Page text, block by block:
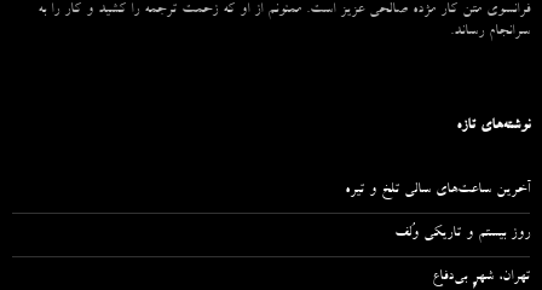
فرانسوی متن کار مژده صالحی عزیز است. ممنونم از او که زحمت ترجمه را کشید و کار را به
سرانجام رساند.
نوشته‌های تازه
آخرین ساعت‌های سالی تلخ و تیره
روز بیستم و تاریکی وُلف
تهران، شهرِ بی‌دفاع